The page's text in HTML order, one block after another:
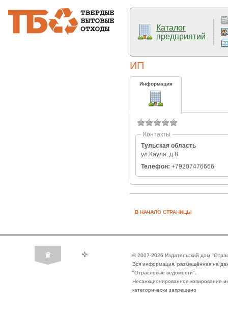
Каталог
предприятий
ИП
Информация
Контакты
Тульская область
ул.Кауля, д.8
Телефон: +79207476666
В НАЧАЛО СТРАНИЦЫ
© 2007-2026 Издательский дом
Вся информация, размещённая на
"Отраслевые ведомости".
Несанкционированное копирование
категорически запрещено